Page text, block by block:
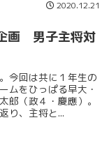
2020.12.21
画 男子主将対
今回は共に１年生の
ムをひっぱる早大・
郎（政４・慶應）。
り、主将と...